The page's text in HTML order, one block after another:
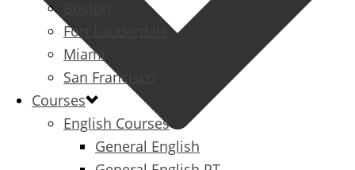
Fort Lauderdale
Miami
San Francisco
Courses
English Courses
General English